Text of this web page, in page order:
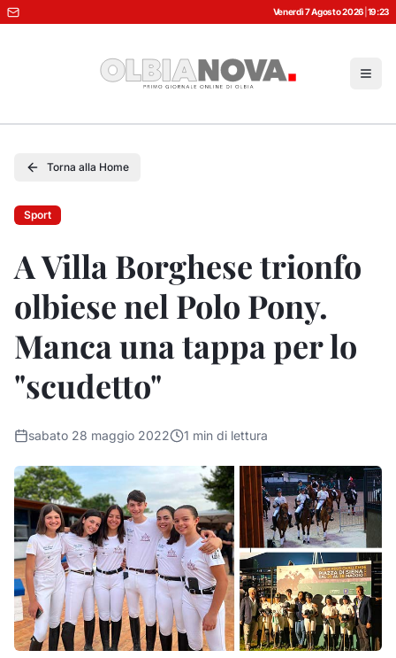
Venerdì 7 Agosto 2026 19:23
Torna alla Home
Sport
A Villa Borghese trionfo
olbiese nel Polo Pony.
Manca una tappa per lo
"scudetto"
sabato 28 maggio 2022 1 min di lettura